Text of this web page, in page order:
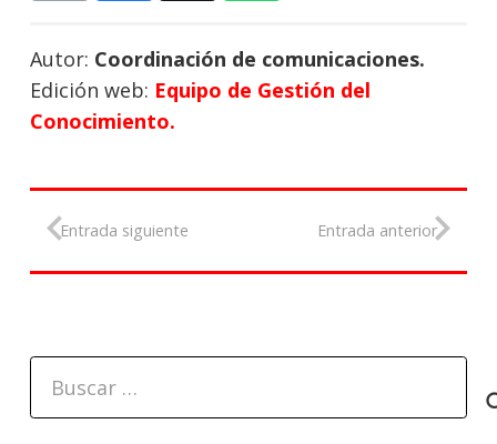
Autor: Coordinación de comunicaciones.
Edición web: Equipo de Gestión del
Conocimiento.
Entrada siguiente Entrada anterior